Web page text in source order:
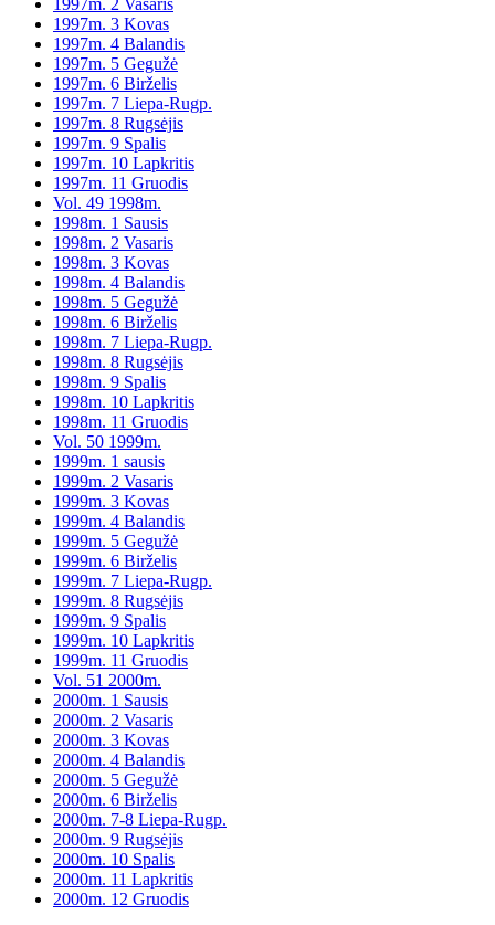
1997m. 2 Vasaris
1997m. 3 Kovas
1997m. 4 Balandis
1997m. 5 Gegužė
1997m. 6 Birželis
1997m. 7 Liepa-Rugp.
1997m. 8 Rugsėjis
1997m. 9 Spalis
1997m. 10 Lapkritis
1997m. 11 Gruodis
Vol. 49 1998m.
1998m. 1 Sausis
1998m. 2 Vasaris
1998m. 3 Kovas
1998m. 4 Balandis
1998m. 5 Gegužė
1998m. 6 Birželis
1998m. 7 Liepa-Rugp.
1998m. 8 Rugsėjis
1998m. 9 Spalis
1998m. 10 Lapkritis
1998m. 11 Gruodis
Vol. 50 1999m.
1999m. 1 sausis
1999m. 2 Vasaris
1999m. 3 Kovas
1999m. 4 Balandis
1999m. 5 Gegužė
1999m. 6 Birželis
1999m. 7 Liepa-Rugp.
1999m. 8 Rugsėjis
1999m. 9 Spalis
1999m. 10 Lapkritis
1999m. 11 Gruodis
Vol. 51 2000m.
2000m. 1 Sausis
2000m. 2 Vasaris
2000m. 3 Kovas
2000m. 4 Balandis
2000m. 5 Gegužė
2000m. 6 Birželis
2000m. 7-8 Liepa-Rugp.
2000m. 9 Rugsėjis
2000m. 10 Spalis
2000m. 11 Lapkritis
2000m. 12 Gruodis